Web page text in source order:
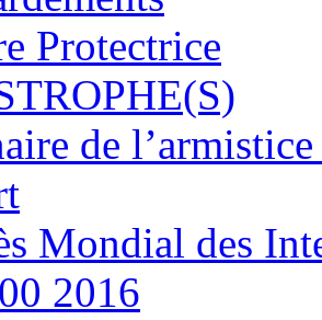
Protectrice
de
Mondial des
2016